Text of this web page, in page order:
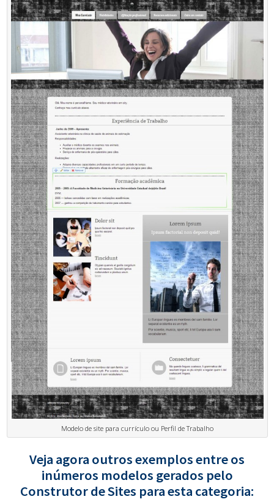
Modelo de site para currículo ou Perfil de Trabalho
Veja agora outros exemplos entre os
inúmeros modelos gerados pelo
Construtor de Sites para esta categoria: